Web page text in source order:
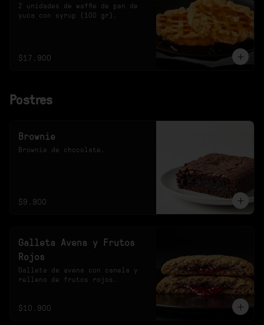
2 unidades de waffle de pan de
yuca con syrup (100 gr).
$17.900
Postres
Brownie
Brownie de chocolate.
$9.900
Galleta Avena y Frutos
Rojos
Galleta de avena con canela y
relleno de frutos rojos.
$10.900